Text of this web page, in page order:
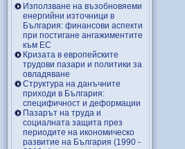
Използване на възобновяеми
енергийни източници в
България: финансови аспекти
при постигане ангажиментите
към ЕС
Кризата в европейските
трудови пазари и политики за
овладяване
Структура на данъчните
приходи в България:
специфичност и деформации
Пазарът на труда и
социалната защита през
периодите на икономическо
развитие на България (1990 -